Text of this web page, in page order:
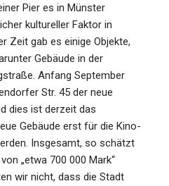
Pier es in Münster
kultureller Faktor in
Zeit gab es einige Objekte,
Gebäude in der
Anfang September
Str. 45 der neue
dies ist derzeit das
Gebäude erst für die Kino-
Insgesamt, so schätzt
„etwa 700 000 Mark“
wir nicht, dass die Stadt